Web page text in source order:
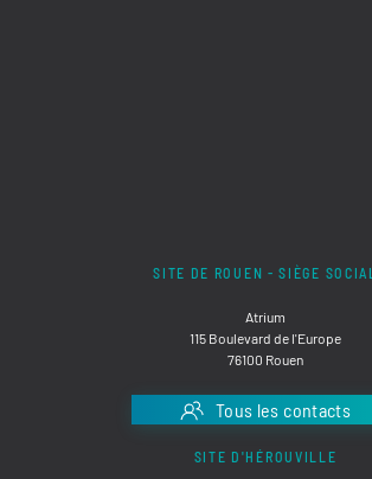
SITE DE ROUEN - SIÈGE SOCIAL
Atrium
115 Boulevard de l'Europe
76100 Rouen
Tous les contacts
SITE D'HÉROUVILLE